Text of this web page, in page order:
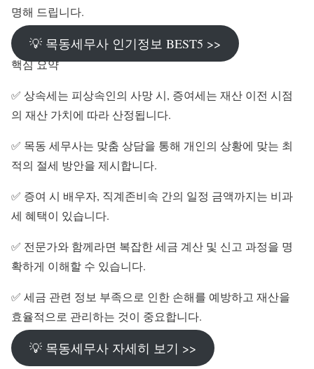
명해 드립니다.
💡 목동세무사 인기정보 BEST5 >>
핵심 요약
✅ 상속세는 피상속인의 사망 시, 증여세는 재산 이전 시점
의 재산 가치에 따라 산정됩니다.
✅ 목동 세무사는 맞춤 상담을 통해 개인의 상황에 맞는 최
적의 절세 방안을 제시합니다.
✅ 증여 시 배우자, 직계존비속 간의 일정 금액까지는 비과
세 혜택이 있습니다.
✅ 전문가와 함께라면 복잡한 세금 계산 및 신고 과정을 명
확하게 이해할 수 있습니다.
✅ 세금 관련 정보 부족으로 인한 손해를 예방하고 재산을
효율적으로 관리하는 것이 중요합니다.
💡 목동세무사 자세히 보기 >>